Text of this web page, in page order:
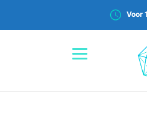
Voor